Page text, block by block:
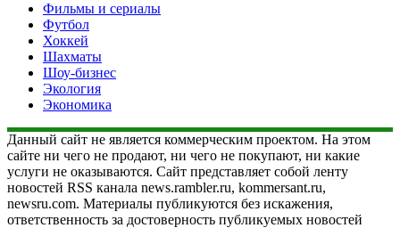
Фильмы и сериалы
Футбол
Хоккей
Шахматы
Шоу-бизнес
Экология
Экономика
Данный сайт не является коммерческим проектом. На этом
сайте ни чего не продают, ни чего не покупают, ни какие
услуги не оказываются. Сайт представляет собой ленту
новостей RSS канала news.rambler.ru, kommersant.ru,
newsru.com. Материалы публикуются без искажения,
ответственность за достоверность публикуемых новостей